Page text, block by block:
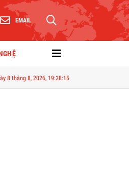
EMAIL
Jorge Messi - Cha của Lionel Messi qua đời ở
8 tháng 8, 2026, 19:28:16